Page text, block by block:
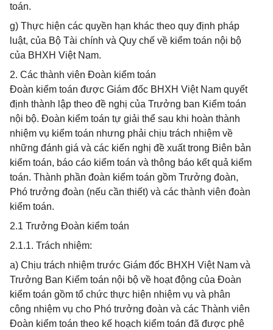
toán.
g) Thực hiện các quyền hạn khác theo quy định pháp
luật, của Bộ Tài chính và Quy chế về kiểm toán nội bộ
của BHXH Việt Nam.
2. Các thành viên Đoàn kiểm toán
Đoàn kiểm toán được Giám đốc BHXH Việt Nam quyết
định thành lập theo đề nghị của Trưởng ban Kiểm toán
nội bộ. Đoàn kiểm toán tự giải thể sau khi hoàn thành
nhiệm vụ kiểm toán nhưng phải chịu trách nhiệm về
những đánh giá và các kiến nghị đề xuất trong Biên bản
kiểm toán, báo cáo kiểm toán và thông báo kết quả kiểm
toán. Thành phần đoàn kiểm toán gồm Trưởng đoàn,
Phó trưởng đoàn (nếu cần thiết) và các thành viên đoàn
kiểm toán.
2.1 Trưởng Đoàn kiểm toán
2.1.1. Trách nhiệm:
a) Chịu trách nhiệm trước Giám đốc BHXH Việt Nam và
Trưởng Ban Kiểm toán nội bộ về hoạt động của Đoàn
kiểm toán gồm tổ chức thực hiện nhiệm vụ và phân
công nhiệm vụ cho Phó trưởng đoàn và các Thành viên
Đoàn kiểm toán theo kế hoạch kiểm toán đã được phê